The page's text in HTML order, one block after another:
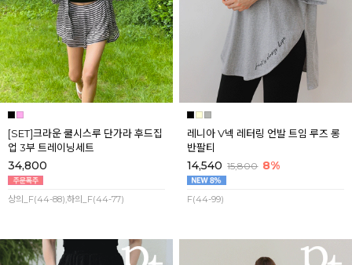
[SET]크라운 쿨시스루 단가라 후드집
업 3부 트레이닝세트
34,800
상의_F(44-88),하의_F(44-77)
레니아 V넥 레터링 언발 트임 루즈 롱
반팔티
14,540 15,800 8%
F(44-99)